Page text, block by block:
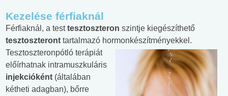
Kezelése férfiaknál
Férfiaknál, a testtesztoszteron szintje kiegészíthető
tesztoszteront tartalmazó hormonkészítményekkel.
Tesztoszteronpótló terápiát
előírhatnak intramuszkuláris
injekcióként (általában
kétheti adagban), bőrre